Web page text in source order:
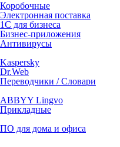
Коробочные
Электронная поставка
1С для бизнеса
Бизнес-приложения
Антивирусы
Kaspersky
Dr.Web
Переводчики / Словари
ABBYY Lingvo
Прикладные
ПО для дома и офиса